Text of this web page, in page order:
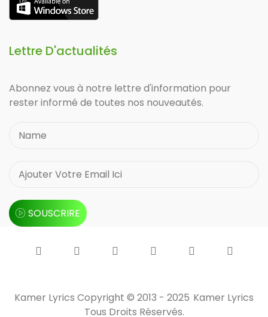
Lettre D'actualités
Abonnez vous à notre lettre d'information pour
rester informé de toutes nos nouveautés.
SOUSCRIRE
Kamer Lyrics Copyright © 2013 - 2025 Kamer Lyrics
Tous Droits Réservés.